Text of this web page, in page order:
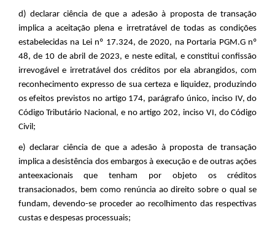
d) declarar ciência de que a adesão à proposta de transação
implica a aceitação plena e irretratável de todas as condições
estabelecidas na Lei nº 17.324, de 2020, na Portaria PGM.G nº
48, de 10 de abril de 2023, e neste edital, e constitui confissão
irrevogável e irretratável dos créditos por ela abrangidos, com
reconhecimento expresso de sua certeza e liquidez, produzindo
os efeitos previstos no artigo 174, parágrafo único, inciso IV, do
Código Tributário Nacional, e no artigo 202, inciso VI, do Código
Civil;
e) declarar ciência de que a adesão à proposta de transação
implica a desistência dos embargos à execução e de outras ações
anteexacionais que tenham por objeto os créditos
transacionados, bem como renúncia ao direito sobre o qual se
fundam, devendo-se proceder ao recolhimento das respectivas
custas e despesas processuais;